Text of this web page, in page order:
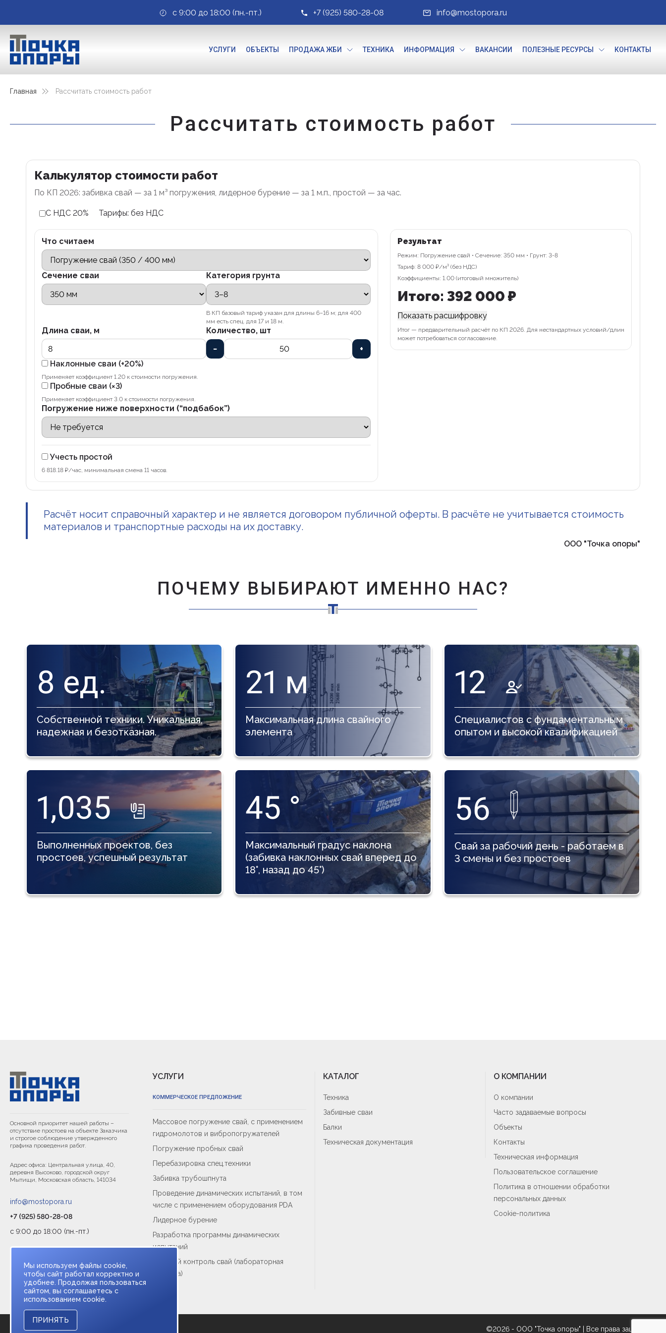
с 9:00 до 18:00 (пн.-пт.) +7 (925) 580-28-08 info@mostopora.ru
УСЛУГИ ОБЪЕКТЫ ПРОДАЖА ЖБИ ТЕХНИКА ИНФОРМАЦИЯ ВАКАНСИИ ПОЛЕЗНЫЕ РЕСУРСЫ КОНТАКТЫ
Главная Рассчитать стоимость работ
Рассчитать стоимость работ
Калькулятор стоимости работ
По КП 2026: забивка свай — за 1 м³ погружения, лидерное бурение — за 1 м.п., простой — за час.
С НДС 20% Тарифы: без НДС
Что считаем
Сечение сваи Категория грунта
В КП базовый тариф указан для длины 6–16 м; для 400
мм есть спец. для 17 и 18 м.
Длина сваи, м
Количество, шт
−
+
Наклонные сваи (+20%)
Применяет коэффициент 1.20 к стоимости погружения.
Пробные сваи (×3)
Применяет коэффициент 3.0 к стоимости погружения.
Погружение ниже поверхности (“подбабок”)
Учесть простой
6 818.18 ₽/час, минимальная смена 11 часов.
Результат
Режим: Погружение свай • Сечение: 350 мм • Грунт: 3-8
Тариф: 8 000 ₽/м³ (без НДС)
Коэффициенты: 1.00 (итоговый множитель)
Итого: 392 000 ₽
Показать расшифровку
Итог — предварительный расчёт по КП 2026. Для нестандартных условий/длин
может потребоваться согласование.
Расчёт носит справочный характер и не является договором публичной оферты. В расчёте не учитывается стоимость
материалов и транспортные расходы на их доставку.
ООО "Точка опоры"
ПОЧЕМУ ВЫБИРАЮТ ИМЕННО НАС?
8 ед.
Собственной техники. Уникальная,
надежная и безотказная.
21 м
Максимальная длина свайного
элемента
12
Специалистов с фундаментальным
опытом и высокой квалификацией
1,035
Выполненных проектов, без
простоев, успешный результат
45 °
Максимальный градус наклона
(забивка наклонных свай вперед до
18°, назад до 45°)
56
Свай за рабочий день - работаем в
3 смены и без простоев
Основной приоритет нашей работы –
отсутствие простоев на объекте Заказчика
и строгое соблюдение утвержденного
графика проведения работ.
Адрес офиса: Центральная улица, 40,
деревня Высоково, городской округ
Мытищи, Московская область, 141034
info@mostopora.ru
+7 (925) 580-28-08
с 9:00 до 18:00 (пн.-пт.)
УСЛУГИ
КОММЕРЧЕСКОЕ ПРЕДЛОЖЕНИЕ
Массовое погружение свай, с применением
гидромолотов и вибропогружателей
Погружение пробных свай
Перебазировка спец.техники
Забивка трубошпнута
Проведение динамических испытаний, в том
числе с применением оборудования PDA
Лидерное бурение
Разработка программы динамических
испытаний
Входной контроль свай (лабораторная
приёмка)
КАТАЛОГ
Техника
Забивные сваи
Балки
Техническая документация
О КОМПАНИИ
О компании
Часто задаваемые вопросы
Объекты
Контакты
Техническая информация
Пользовательское соглашение
Политика в отношении обработки
персональных данных
Cookie-политика
©2026 - ООО "Точка опоры" | Все права защищены
Мы используем файлы cookie,
чтобы сайт работал корректно и
удобнее. Продолжая пользоваться
сайтом, вы соглашаетесь с
использованием cookie.
ПРИНЯТЬ